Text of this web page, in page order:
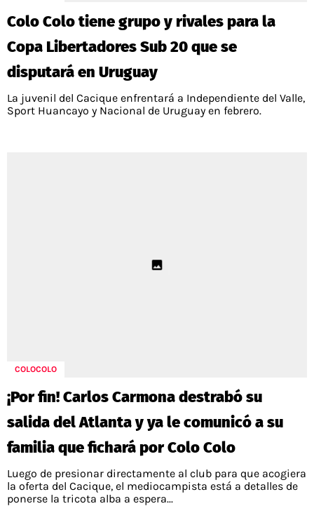
Colo Colo tiene grupo y rivales para la
Copa Libertadores Sub 20 que se
disputará en Uruguay
La juvenil del Cacique enfrentará a Independiente del Valle,
Sport Huancayo y Nacional de Uruguay en febrero.
COLOCOLO
¡Por fin! Carlos Carmona destrabó su
salida del Atlanta y ya le comunicó a su
familia que fichará por Colo Colo
Luego de presionar directamente al club para que acogiera
la oferta del Cacique, el mediocampista está a detalles de
ponerse la tricota alba a espera...